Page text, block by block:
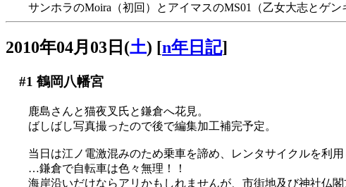
サンホラのMoira（初回）とアイマスのMS01（乙女大志とゲ
2010年04月03日(土) [n年日記]
#1 鶴岡八幡宮
鹿島さんと猫夜叉氏と鎌倉へ花見。
ばしばし写真撮ったので後で編集加工補完予定。
当日は江ノ電激混みのため乗車を諦め、レンタサイクルを利用
…鎌倉で自転車は色々無理！！
海岸沿いだけならアリかもしれませんが、市街地及び神社仏